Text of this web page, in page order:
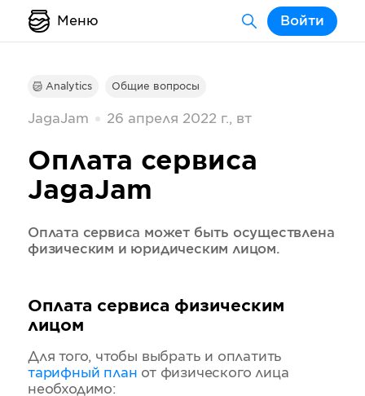
Меню Войти
Analytics Общие вопросы
JagaJam 26 апреля 2022 г., вт
Оплата сервиса
JagaJam
Оплата сервиса может быть осуществлена
физическим и юридическим лицом.
Оплата сервиса физическим
лицом
Для того, чтобы выбрать и оплатить
тарифный план от физического лица
необходимо: